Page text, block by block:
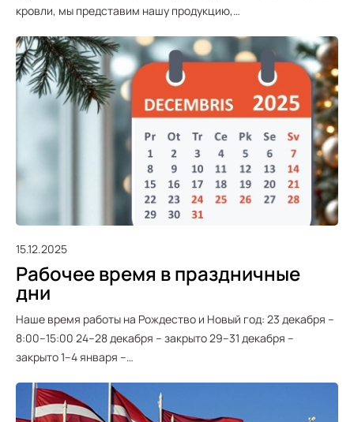
кровли, мы представим нашу продукцию,…
15.12.2025
Рабочее время в праздничные
дни
Наше время работы на Рождество и Новый год: 23 декабря –
8:00–15:00 24–28 декабря – закрыто 29–31 декабря –
закрыто 1–4 января –…